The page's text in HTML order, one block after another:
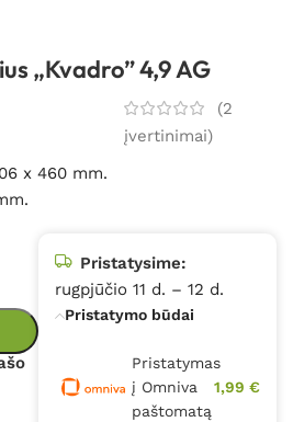
„Kvadro” 4,9 AG
(2
įvertinimai)
x 460 mm.
Pristatysime:
rugpjūčio 11 d. – 12 d.
Pristatymo būdai
Pristatymas
į Omniva
paštomatą
1,99 €